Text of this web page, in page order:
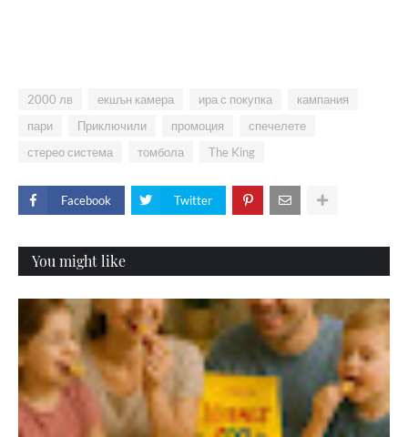
2000 лв екшън камера ира с покупка
кампания
пари
Приключили промоция
спечелете
стерео система
томбола The King
Facebook Twitter
You might like